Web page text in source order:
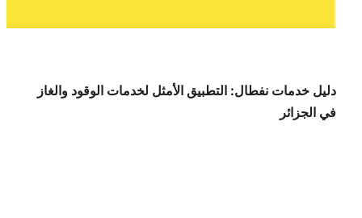
دليل خدمات نفطال: التطبيق الأمثل لخدمات الوقود والغاز
في الجزائر